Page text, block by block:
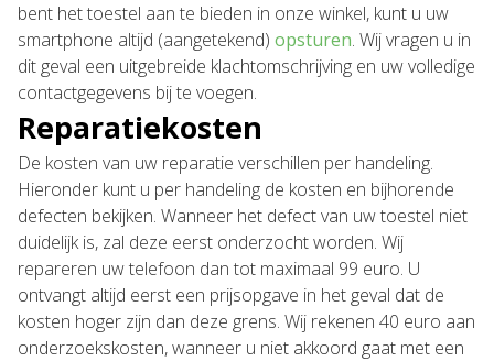
bent het toestel aan te bieden in onze winkel, kunt u uw
smartphone altijd (aangetekend) opsturen. Wij vragen u in
dit geval een uitgebreide klachtomschrijving en uw volledige
contactgegevens bij te voegen.
Reparatiekosten
De kosten van uw reparatie verschillen per handeling.
Hieronder kunt u per handeling de kosten en bijhorende
defecten bekijken. Wanneer het defect van uw toestel niet
duidelijk is, zal deze eerst onderzocht worden. Wij
repareren uw telefoon dan tot maximaal 99 euro. U
ontvangt altijd eerst een prijsopgave in het geval dat de
kosten hoger zijn dan deze grens. Wij rekenen 40 euro aan
onderzoekskosten, wanneer u niet akkoord gaat met een